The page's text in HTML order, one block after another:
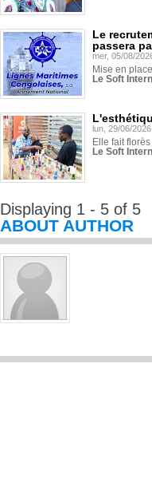
Le
passera
mer, 05/08/
Mise en
Le Soft
lun, 29/06/
Elle fait
Le Soft
Displaying 1 - 5 of 5
ABOUT AUTHOR